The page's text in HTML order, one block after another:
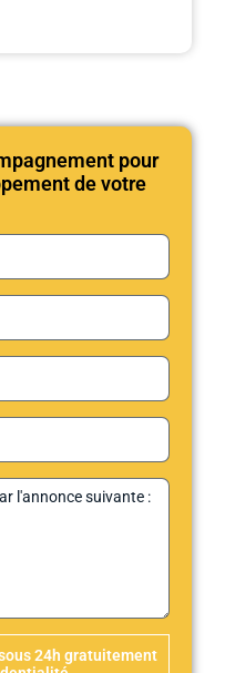
pour
de votre
24h gratuitement